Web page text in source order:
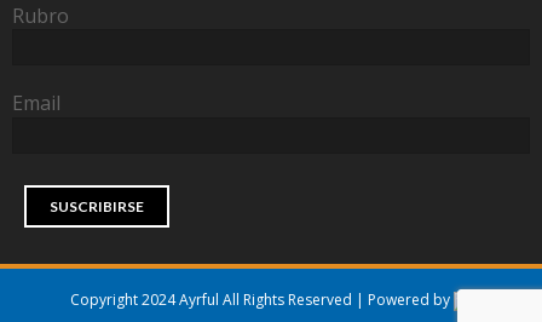
Rubro
Email
Copyright 2024 Ayrful All Rights Reserved | Powered by